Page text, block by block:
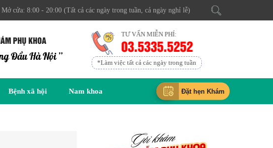
Mở cửa: 8:00 - 20:00 (Tất cả các ngày trong tuần, cả ngày nghỉ lễ)
PHỤ KHOA
Đầu Hà Nội ”
TƯ VẤN MIỄN PHÍ:
03.5335.5252
*Làm việc tất cả các ngày trong tuần
Bệnh xã hội Nam khoa Đặt hẹn Khám